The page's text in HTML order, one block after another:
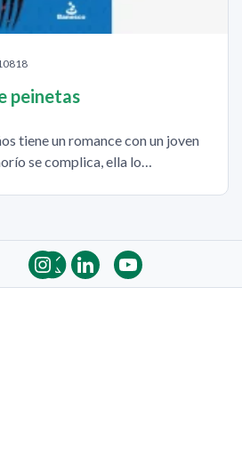
peinetas
tiene un romance con un joven
se complica, ella lo…